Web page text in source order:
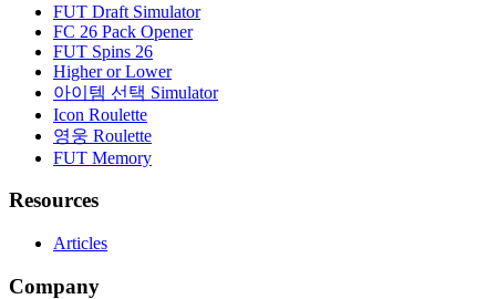
FUT Draft Simulator
FC 26 Pack Opener
FUT Spins 26
Higher or Lower
아이템 선택 Simulator
Icon Roulette
영웅 Roulette
FUT Memory
Resources
Articles
Company